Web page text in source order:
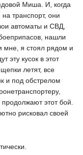
Миша. И, когда
транспорт, они
автоматы и СВД,
нашли
мне, я стоял рядом и
эту кусок в этот
летят, все
и под обстрелом
этот бой.
рисковал своей